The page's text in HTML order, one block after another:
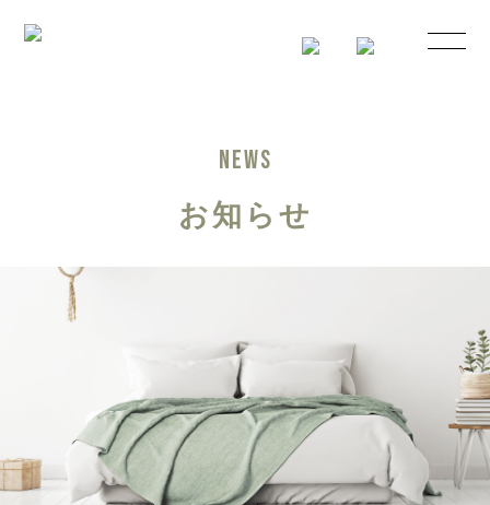
NEWS
お知らせ